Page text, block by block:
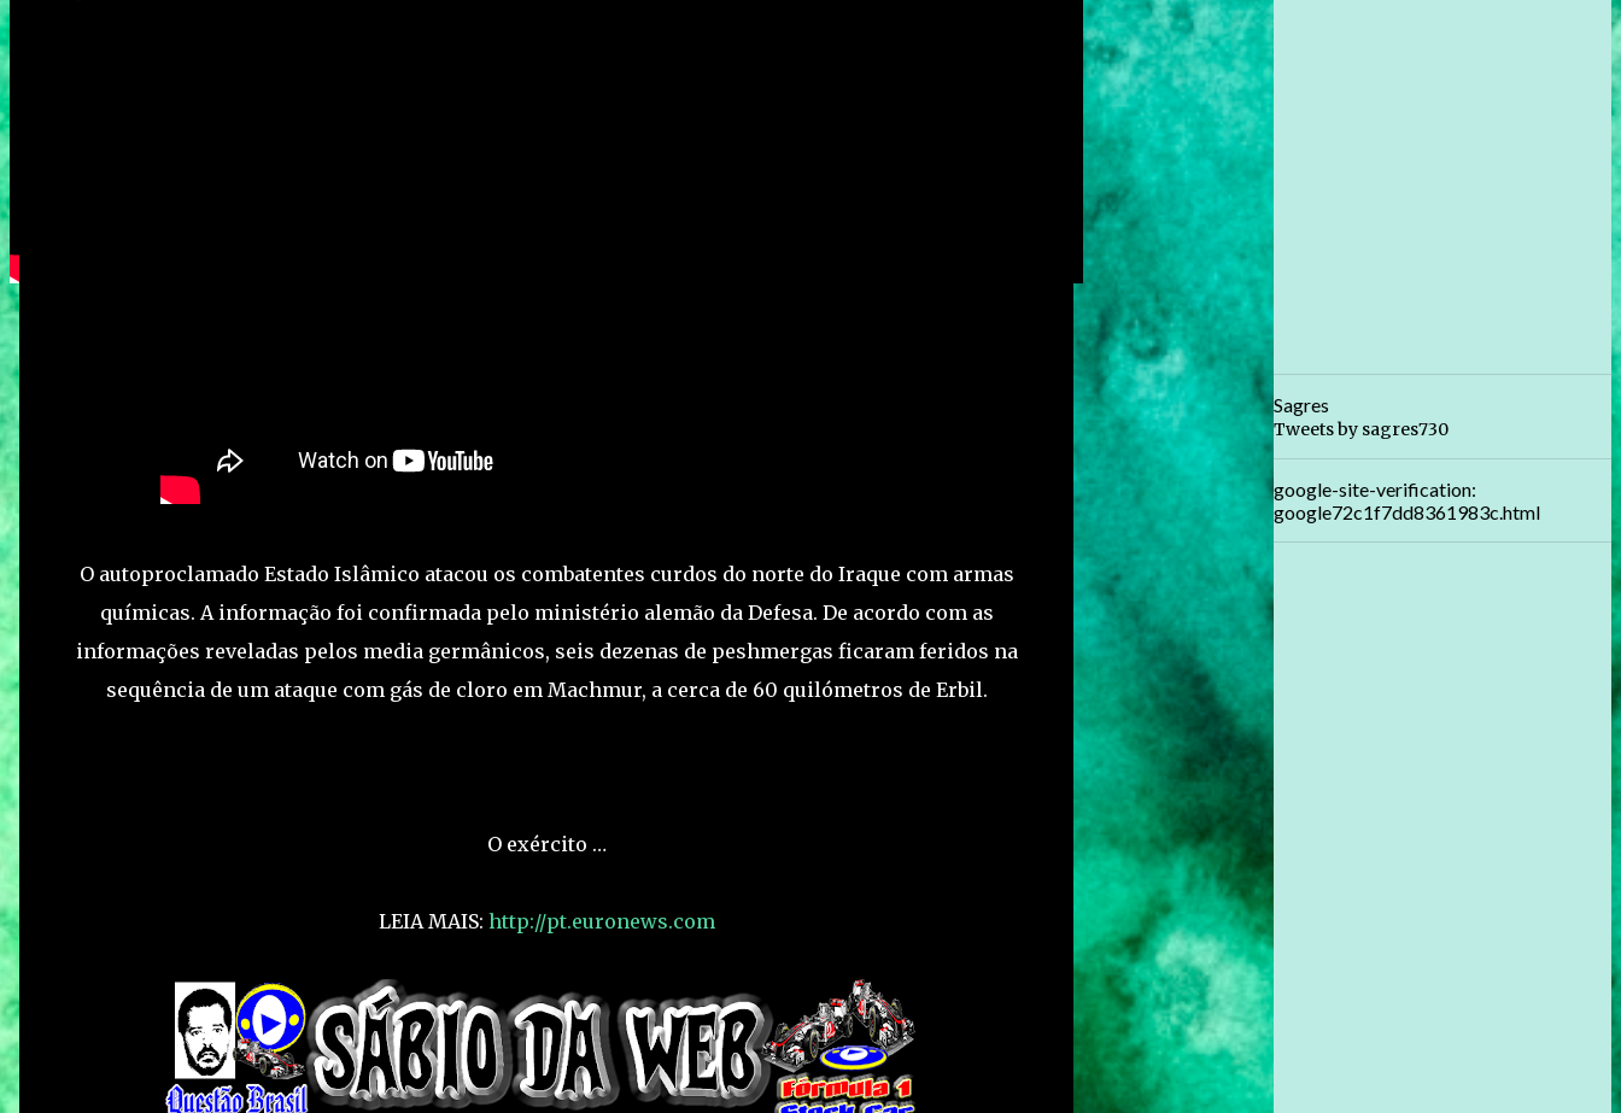
O autoproclamado Estado Islâmico atacou os combatentes curdos do norte do Iraque com armas
químicas. A informação foi confirmada pelo ministério alemão da Defesa. De acordo com as
informações reveladas pelos media germânicos, seis dezenas de peshmergas ficaram feridos na
sequência de um ataque com gás de cloro em Machmur, a cerca de 60 quilómetros de Erbil.
O exército …
LEIA MAIS: http://pt.euronews.com
Sagres
Tweets by sagres730
google-site-verification:
google72c1f7dd8361983c.html